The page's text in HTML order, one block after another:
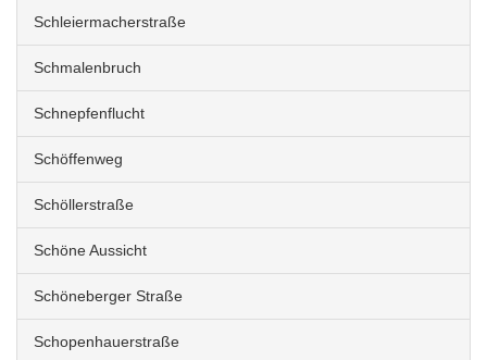
Schleiermacherstraße
Schmalenbruch
Schnepfenflucht
Schöffenweg
Schöllerstraße
Schöne Aussicht
Schöneberger Straße
Schopenhauerstraße